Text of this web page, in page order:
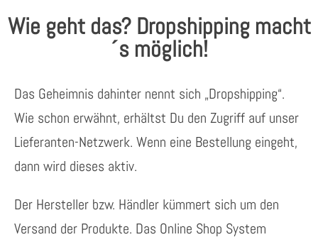
Wie geht das? Dropshipping macht
´s möglich!
Das Geheimnis dahinter nennt sich „Dropshipping“.
Wie schon erwähnt, erhältst Du den Zugriff auf unser
Lieferanten-Netzwerk. Wenn eine Bestellung eingeht,
dann wird dieses aktiv.
Der Hersteller bzw. Händler kümmert sich um den
Versand der Produkte. Das Online Shop System